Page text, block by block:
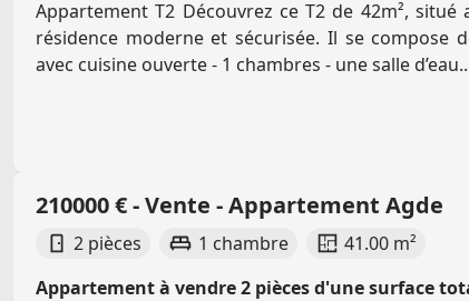
Appartement T2 Découvrez ce T2 de 42m²,
résidence moderne et sécurisée. Il se compose
avec cuisine ouverte - 1 chambres - une salle
210000 € - Vente - Appartement Agde
2 pièces 1 chambre
41.00 m²
Appartement à vendre 2 pièces d'une surface